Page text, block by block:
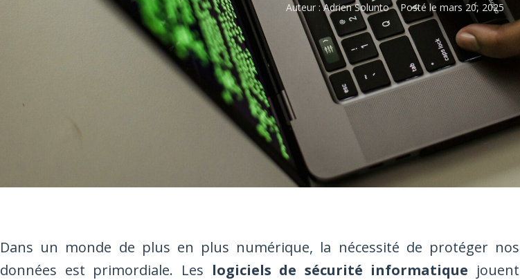
Auteur :Adrien Solunto Posté le mars 20, 2025
Dans un monde de plus en plus numérique, la nécessité de protéger nos
données est primordiale. Les logiciels de sécurité informatique jouent